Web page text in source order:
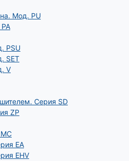
Мод. РU
PSU
SET
V
Серия SD
ZP
EA
EHV